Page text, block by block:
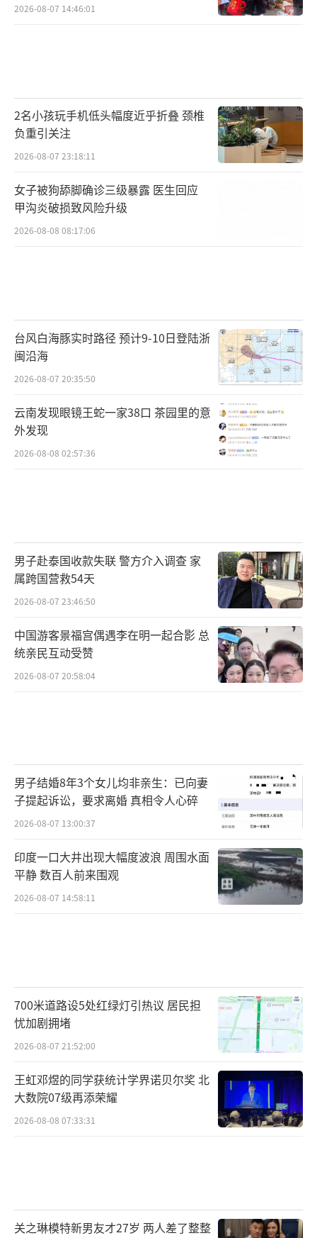
2026-08-07 14:46:01
2名小孩玩手机低头幅度近乎折叠 颈椎
负重引关注
2026-08-07 23:18:11
女子被狗舔脚确诊三级暴露 医生回应
甲沟炎破损致风险升级
2026-08-08 08:17:06
台风白海豚实时路径 预计9-10日登陆浙
闽沿海
2026-08-07 20:35:50
云南发现眼镜王蛇一家38口 茶园里的意
外发现
2026-08-08 02:57:36
男子赴泰国收款失联 警方介入调查 家
属跨国营救54天
2026-08-07 23:46:50
中国游客景福宫偶遇李在明一起合影 总
统亲民互动受赞
2026-08-07 20:58:04
男子结婚8年3个女儿均非亲生：已向妻
子提起诉讼，要求离婚 真相令人心碎
2026-08-07 13:00:37
印度一口大井出现大幅度波浪 周围水面
平静 数百人前来围观
2026-08-07 14:58:11
700米道路设5处红绿灯引热议 居民担
忧加剧拥堵
2026-08-07 21:52:00
王虹邓煜的同学获统计学界诺贝尔奖 北
大数院07级再添荣耀
2026-08-08 07:33:31
关之琳模特新男友才27岁 两人差了整整